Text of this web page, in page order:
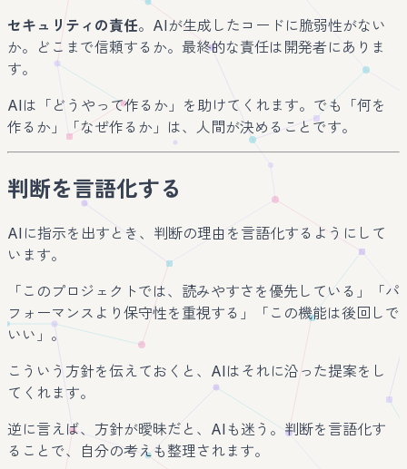
セキュリティの責任。AIが生成したコードに脆弱性がない
か。どこまで信頼するか。最終的な責任は開発者にありま
す。
AIは「どうやって作るか」を助けてくれます。でも「何を
作るか」「なぜ作るか」は、人間が決めることです。
判断を言語化する
AIに指示を出すとき、判断の理由を言語化するようにして
います。
「このプロジェクトでは、読みやすさを優先している」「パ
フォーマンスより保守性を重視する」「この機能は後回しで
いい」。
こういう方針を伝えておくと、AIはそれに沿った提案をし
てくれます。
逆に言えば、方針が曖昧だと、AIも迷う。判断を言語化す
ることで、自分の考えも整理されます。